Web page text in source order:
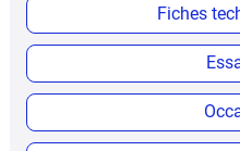
Fiches